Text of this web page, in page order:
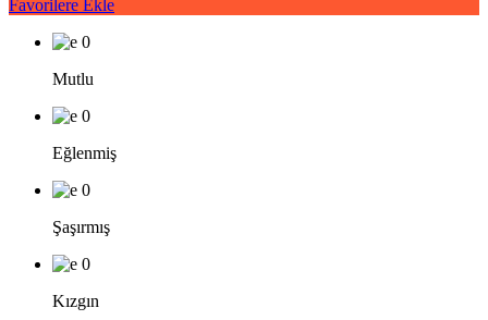
Favorilere Ekle
0
Mutlu
0
Eğlenmiş
0
Şaşırmış
0
Kızgın